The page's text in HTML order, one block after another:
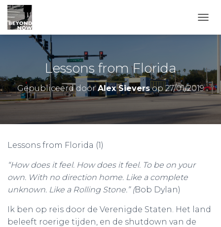
Lessons from Florida
Gepubliceerd doorAlex Sieversop 27/01/2019
Lessons from Florida (1)
“How does it feel. How does it feel. To be on your
own. With no direction home. Like a complete
unknown. Like a Rolling Stone.” (Bob Dylan)
Ik ben op reis door de Verenigde Staten. Het land
beleeft roerige tijden, en de shutdown van de